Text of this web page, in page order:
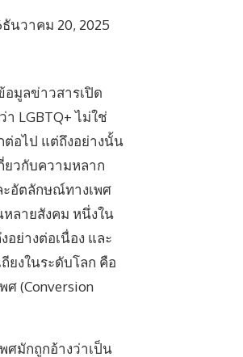
ธันวาคม 20, 2025
มูลข่าวสารเปิด
LGBTQ+ ไม่ใช่
ต่อไป แต่ถึงอย่างนั้น
ยวกับความหลาก
ะอัตลักษณ์ทางเพศ
หลายสังคม หนึ่งใน
อย่างต่อเนื่อง และ
ยงในระดับโลก คือ
ศ (Conversion
ศมักถูกอ้างว่าเป็น